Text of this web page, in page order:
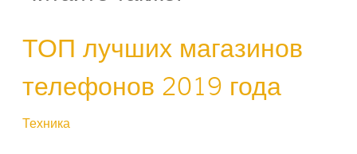
ТОП лучших магазинов
телефонов 2019 года
Техника